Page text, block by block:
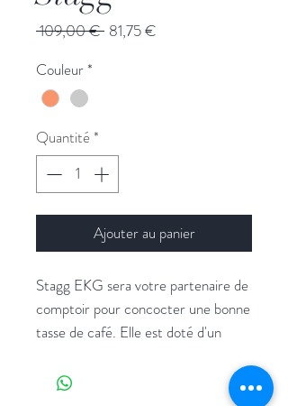
109,00 € Prix
81,75 €
Couleur*
Quantité*
Ajouter au panier
Stagg EKG sera votre partenaire de
comptoir pour concocter une bonne
tasse de café. Elle est doté d'un
1200 watts pour un temps de